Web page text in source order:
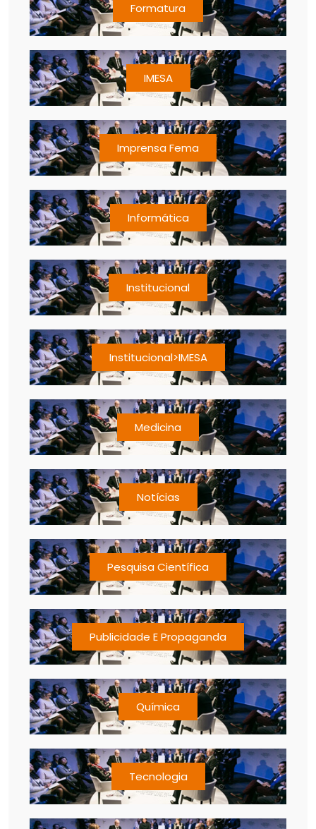
Formatura
IMESA
Imprensa Fema
Informática
Institucional
Institucional>IMESA
Medicina
Notícias
Pesquisa Científica
Publicidade E Propaganda
Química
Tecnologia